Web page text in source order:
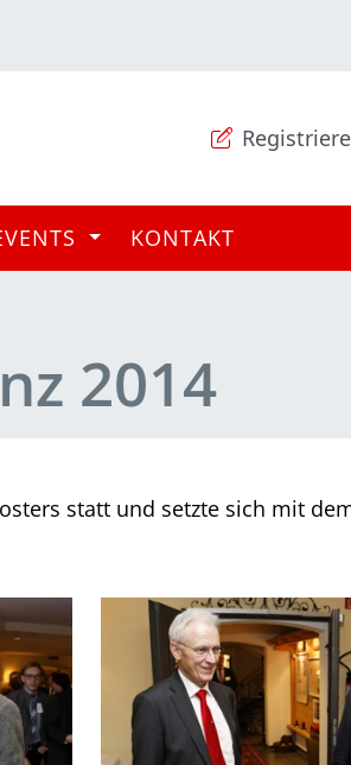
KONTAKT
2014
statt und setzte sich mit